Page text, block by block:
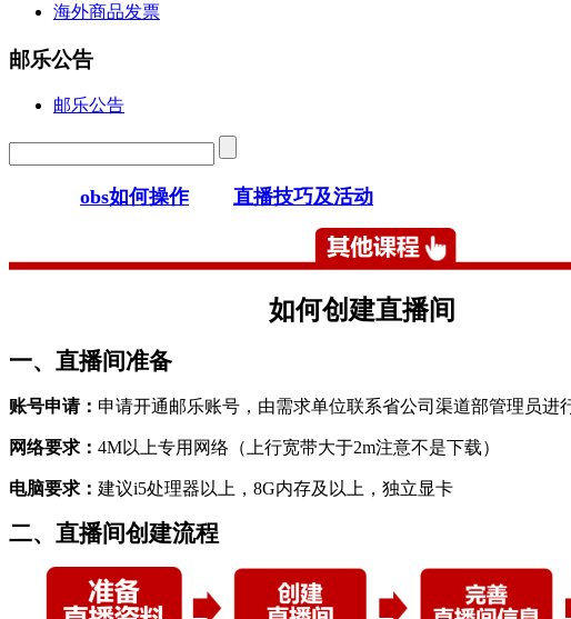
海外商品发票
邮乐公告
邮乐公告
obs如何操作 直播技巧及活动
如何创建直播间
一、 直播间准备
账号申请： 申请开通邮乐账号，由需求单位联系省公司渠道部管理员进
网络要求： 4M以上专用网络（上行宽带大于2m注意不是下载）
电脑要求： 建议i5处理器以上，8G内存及以上，独立显卡
二、 直播间创建流程